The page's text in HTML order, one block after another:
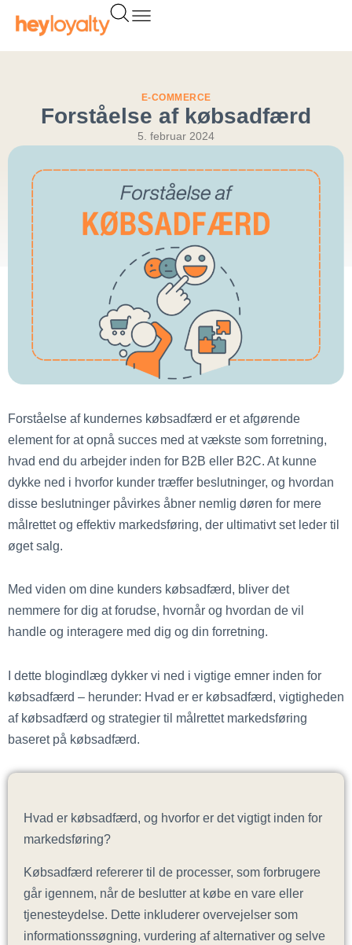
indholdet
E-COMMERCE
Forståelse af købsadfærd
5. februar 2024
Forståelse af kundernes købsadfærd er et afgørende
element for at opnå succes med at vækste som forretning,
hvad end du arbejder inden for B2B eller B2C. At kunne
dykke ned i hvorfor kunder træffer beslutninger, og hvordan
disse beslutninger påvirkes åbner nemlig døren for mere
målrettet og effektiv markedsføring, der ultimativt set leder til
øget salg.
Med viden om dine kunders købsadfærd, bliver det
nemmere for dig at forudse, hvornår og hvordan de vil
handle og interagere med dig og din forretning.
I dette blogindlæg dykker vi ned i vigtige emner inden for
købsadfærd – herunder: Hvad er er købsadfærd, vigtigheden
af købsadfærd og strategier til målrettet markedsføring
baseret på købsadfærd.
Hvad er købsadfærd, og hvorfor er det vigtigt inden for
markedsføring?
Købsadfærd refererer til de processer, som forbrugere
går igennem, når de beslutter at købe en vare eller
tjenesteydelse. Dette inkluderer overvejelser som
informationssøgning, vurdering af alternativer og selve